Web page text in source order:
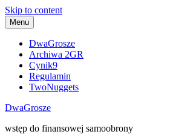
Skip to content
Menu
DwaGrosze
Archiwa 2GR
Cynik9
Regulamin
TwoNuggets
DwaGrosze
wstęp do finansowej samoobrony